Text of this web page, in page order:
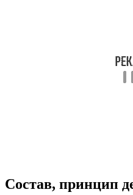
Состав, принцип